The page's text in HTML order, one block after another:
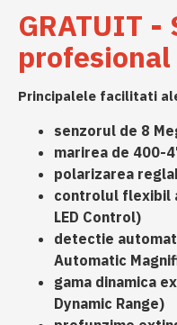
GRATUIT
Principalele facilitati
senzorul de 8
marirea de 400-
polarizarea
controlul flexibil
LED Control)
detectie
Automatic
gama dinamica
Dynamic Range)